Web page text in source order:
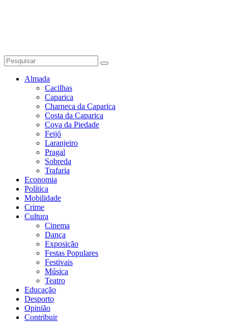
Almada
Cacilhas
Caparica
Charneca da Caparica
Costa da Caparica
Cova da Piedade
Feijó
Laranjeiro
Pragal
Sobreda
Trafaria
Economia
Política
Mobilidade
Crime
Cultura
Cinema
Dança
Exposição
Festas Populares
Festivais
Música
Teatro
Educação
Desporto
Opinião
Contribuir